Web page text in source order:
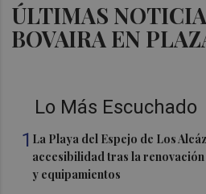
ÚLTIMAS
BOVAIRA EN
Lo Más Escuchado
1 La Playa del Espejo de Los
accesibilidad tras la
y equipamientos